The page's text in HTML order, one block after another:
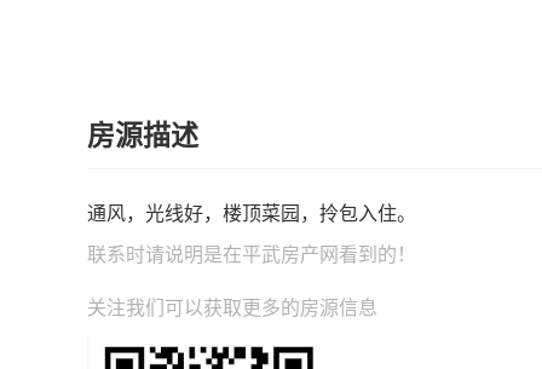
房源描述
通风，光线好，楼顶菜园，拎包入住。
联系时请说明是在平武房产网 看到的！
关注我们可以获取更多的房源信息